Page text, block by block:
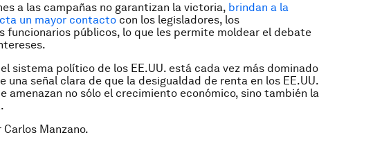
a las campañas no garantizan la victoria, brindan a la
un mayor contacto con los legisladores, los
funcionarios públicos, lo que les permite moldear el debate
sistema político de los EE.UU. está cada vez más dominado
una señal clara de que la desigualdad de renta en los EE.UU.
amenazan no sólo el crecimiento económico, sino también la
Manzano.